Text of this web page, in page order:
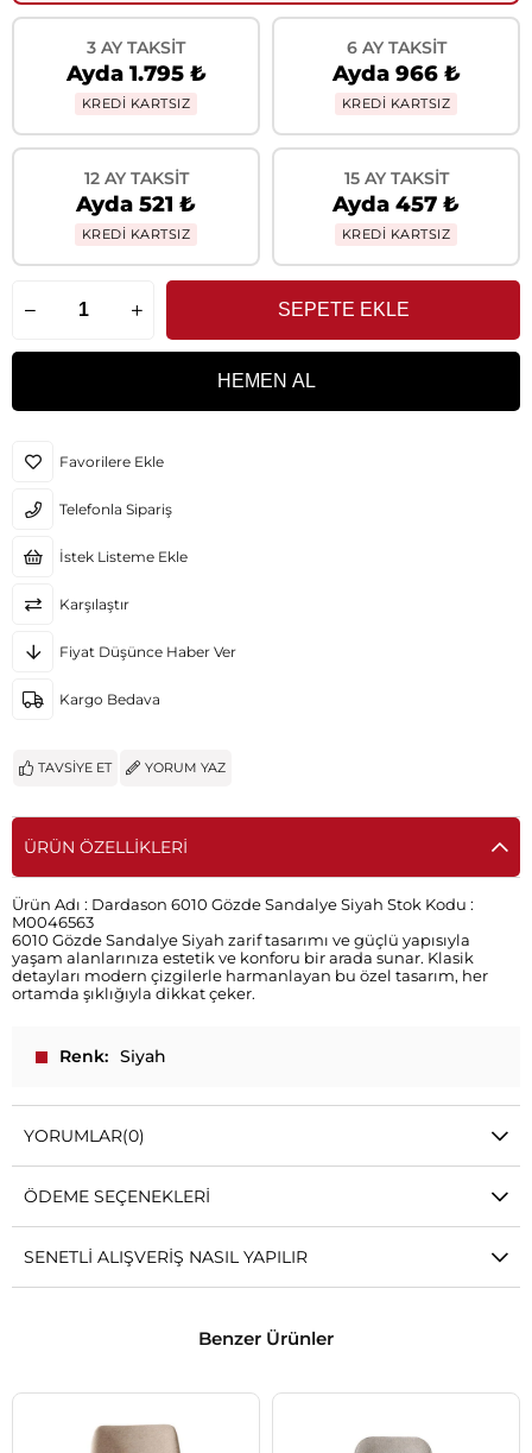
3 AY TAKSIT
Ayda 1.795 ₺
KREDİ KARTSIZ
6 AY TAKSIT
Ayda 966 ₺
KREDİ KARTSIZ
12 AY TAKSIT
Ayda 521 ₺
KREDİ KARTSIZ
15 AY TAKSIT
Ayda 457 ₺
KREDİ KARTSIZ
Favorilere Ekle
Telefonla Sipariş
İstek Listeme Ekle
Karşılaştır
Fiyat Düşünce Haber Ver
Kargo Bedava
TAVSIYE ET YORUM YAZ
ÜRÜN ÖZELLIKLERI
Ürün Adı : Dardason 6010 Gözde Sandalye Siyah Stok Kodu :
M0046563
6010 Gözde Sandalye Siyah zarif tasarımı ve güçlü yapısıyla
yaşam alanlarınıza estetik ve konforu bir arada sunar. Klasik
detayları modern çizgilerle harmanlayan bu özel tasarım, her
ortamda şıklığıyla dikkat çeker.
Renk Siyah
YORUMLAR(0)
ÖDEME SEÇENEKLERI
SENETLI ALIŞVERIŞ NASIL YAPILIR
Benzer Ürünler